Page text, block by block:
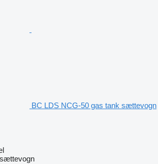
BC LDS NCG-50 gas tank sættevogn